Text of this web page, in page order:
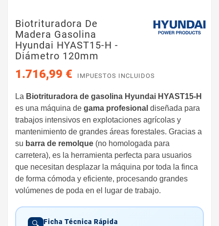
Biotrituradora De
Madera Gasolina
Hyundai HYAST15-H -
Diámetro 120mm
1.716,99 € IMPUESTOS INCLUIDOS
La Biotrituradora de gasolina Hyundai HYAST15-H
es una máquina de gama profesional diseñada para
trabajos intensivos en explotaciones agrícolas y
mantenimiento de grandes áreas forestales. Gracias a
su barra de remolque (no homologada para
carretera), es la herramienta perfecta para usuarios
que necesitan desplazar la máquina por toda la finca
de forma cómoda y eficiente, procesando grandes
volúmenes de poda en el lugar de trabajo.
🔍 Ficha Técnica Rápida